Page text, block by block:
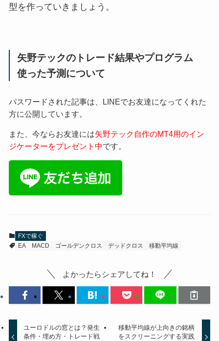
型を作っていきましょう。
矢野テックのトレード結果やプログラム
使った予測について
パスワードされた記事は、LINEでお友達になってくれた
方に公開しています。
また、今ならお友達には矢野テック自作のMT4用のイン
ジケーターをプレゼント中です。
FXで稼ぐ
EA
MACD ゴールデンクロス デッドクロス 移動平均線
よかったらシェアしてね！
ユーロドルの窓とは？発生
条件・埋め方・トレード戦
移動平均線が上向きの銘柄
をスクリーニングする実践